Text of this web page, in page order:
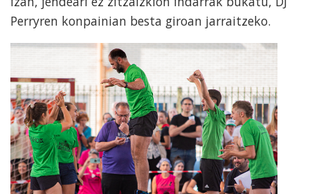
Perryren konpainian besta giroan jarraitzeko.